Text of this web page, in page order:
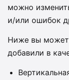
можно
и/или ошибок
Ниже вы
добавили в